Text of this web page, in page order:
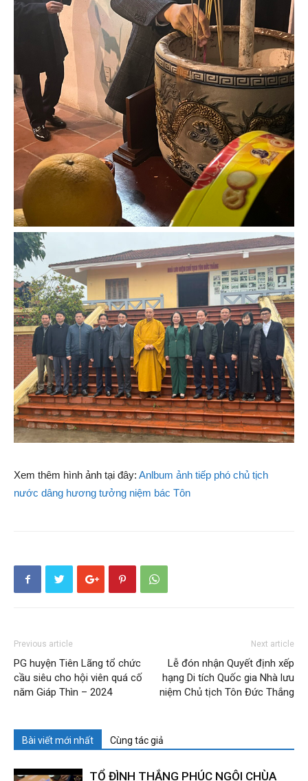
Xem thêm hình ảnh tại đây: Anlbum ảnh tiếp phó chủ tịch
nước dâng hương tưởng niệm bác Tôn
Previous article
PG huyện Tiên Lãng tổ chức
cầu siêu cho hội viên quá cố
năm Giáp Thìn – 2024
Next article
Lễ đón nhận Quyết định xếp
hạng Di tích Quốc gia Nhà lưu
niệm Chủ tịch Tôn Đức Thắng
Bài viết mới nhất Cùng tác giả
TỔ ĐÌNH THẮNG PHÚC NGÔI CHÙA